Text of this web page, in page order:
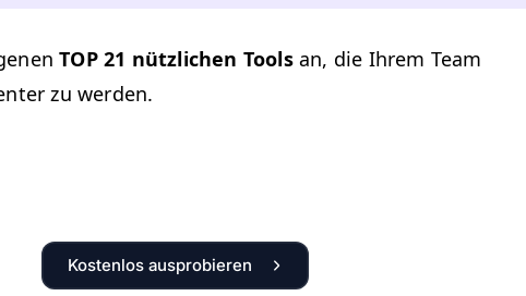
TOP21 nüt­zlichen Toolsan, die Ihrem Team
zu werden.
Kostenlos ausprobieren